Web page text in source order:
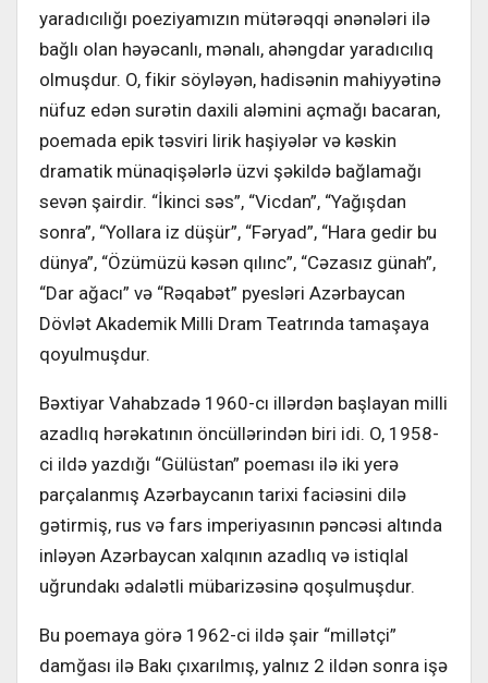
yaradıcılığı poeziyamızın mütərəqqi ənənələri ilə
bağlı olan həyəcanlı, mənalı, ahəngdar yaradıcılıq
olmuşdur. O, fikir söyləyən, hadisənin mahiyyətinə
nüfuz edən surətin daxili aləmini açmağı bacaran,
poemada epik təsviri lirik haşiyələr və kəskin
dramatik münaqişələrlə üzvi şəkildə bağlamağı
sevən şairdir. “İkinci səs”, “Vicdan”, “Yağışdan
sonra”, “Yollara iz düşür”, “Fəryad”, “Hara gedir bu
dünya”, “Özümüzü kəsən qılınc”, “Cəzasız günah”,
“Dar ağacı” və “Rəqabət” pyesləri Azərbaycan
Dövlət Akademik Milli Dram Teatrında tamaşaya
qoyulmuşdur.
Bəxtiyar Vahabzadə 1960-cı illərdən başlayan milli
azadlıq hərəkatının öncüllərindən biri idi. O, 1958-
ci ildə yazdığı “Gülüstan” poeması ilə iki yerə
parçalanmış Azərbaycanın tarixi faciəsini dilə
gətirmiş, rus və fars imperiyasının pəncəsi altında
inləyən Azərbaycan xalqının azadlıq və istiqlal
uğrundakı ədalətli mübarizəsinə qoşulmuşdur.
Bu poemaya görə 1962-ci ildə şair “millətçi”
damğası ilə Bakı çıxarılmış, yalnız 2 ildən sonra işə